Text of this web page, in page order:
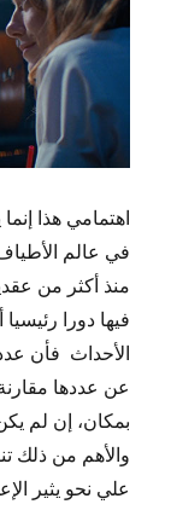
اهتمامي هذا
في عالم
منذ أكثر من
فيها دورا
الأحداث فأن
عن عددها
بمكان، إن لم
والأهم من ذلك
علي نحو يثير